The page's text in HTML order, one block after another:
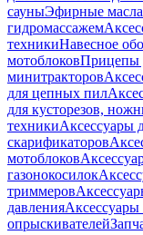
сауныЭфирные масла
гидромассажем
техникиНавесное
мотоблоковПрицепы
минитракторов
для цепных пил
для кусторезов,
техникиАксессуары
скарификаторов
мотоблоков
газонокосилок
триммеров
давления
опрыскивателей